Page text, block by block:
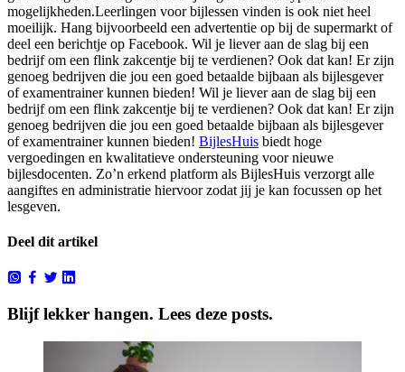
mogelijkheden.Leerlingen voor bijlessen vinden is ook niet heel
moeilijk. Hang bijvoorbeeld een advertentie op bij de supermarkt of
deel een berichtje op Facebook. Wil je liever aan de slag bij een
bedrijf om een flink zakcentje bij te verdienen? Ook dat kan! Er zijn
genoeg bedrijven die jou een goed betaalde bijbaan als bijlesgever
of examentrainer kunnen bieden! Wil je liever aan de slag bij een
bedrijf om een flink zakcentje bij te verdienen? Ook dat kan! Er zijn
genoeg bedrijven die jou een goed betaalde bijbaan als bijlesgever
of examentrainer kunnen bieden! BijlesHuis biedt hoge
vergoedingen en kwalitatieve ondersteuning voor nieuwe
bijlesdocenten. Zo’n erkend platform als BijlesHuis verzorgt alle
aangiftes en administratie hiervoor zodat jij je kan focussen op het
lesgeven.
Deel dit artikel
Blijf lekker hangen. Lees deze posts.